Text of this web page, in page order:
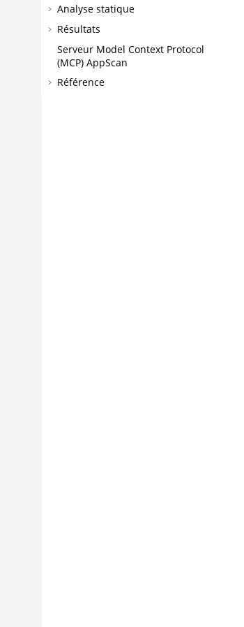
Analyse statique
Résultats
Serveur Model Context Protocol
(MCP) AppScan
Référence